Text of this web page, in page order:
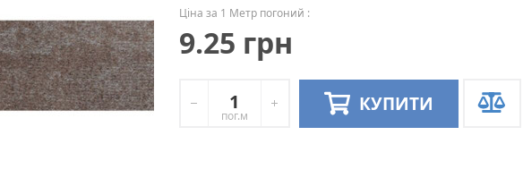
Ціна за 1 Метр погоний :
9.25 грн
пог.м
КУПИТИ